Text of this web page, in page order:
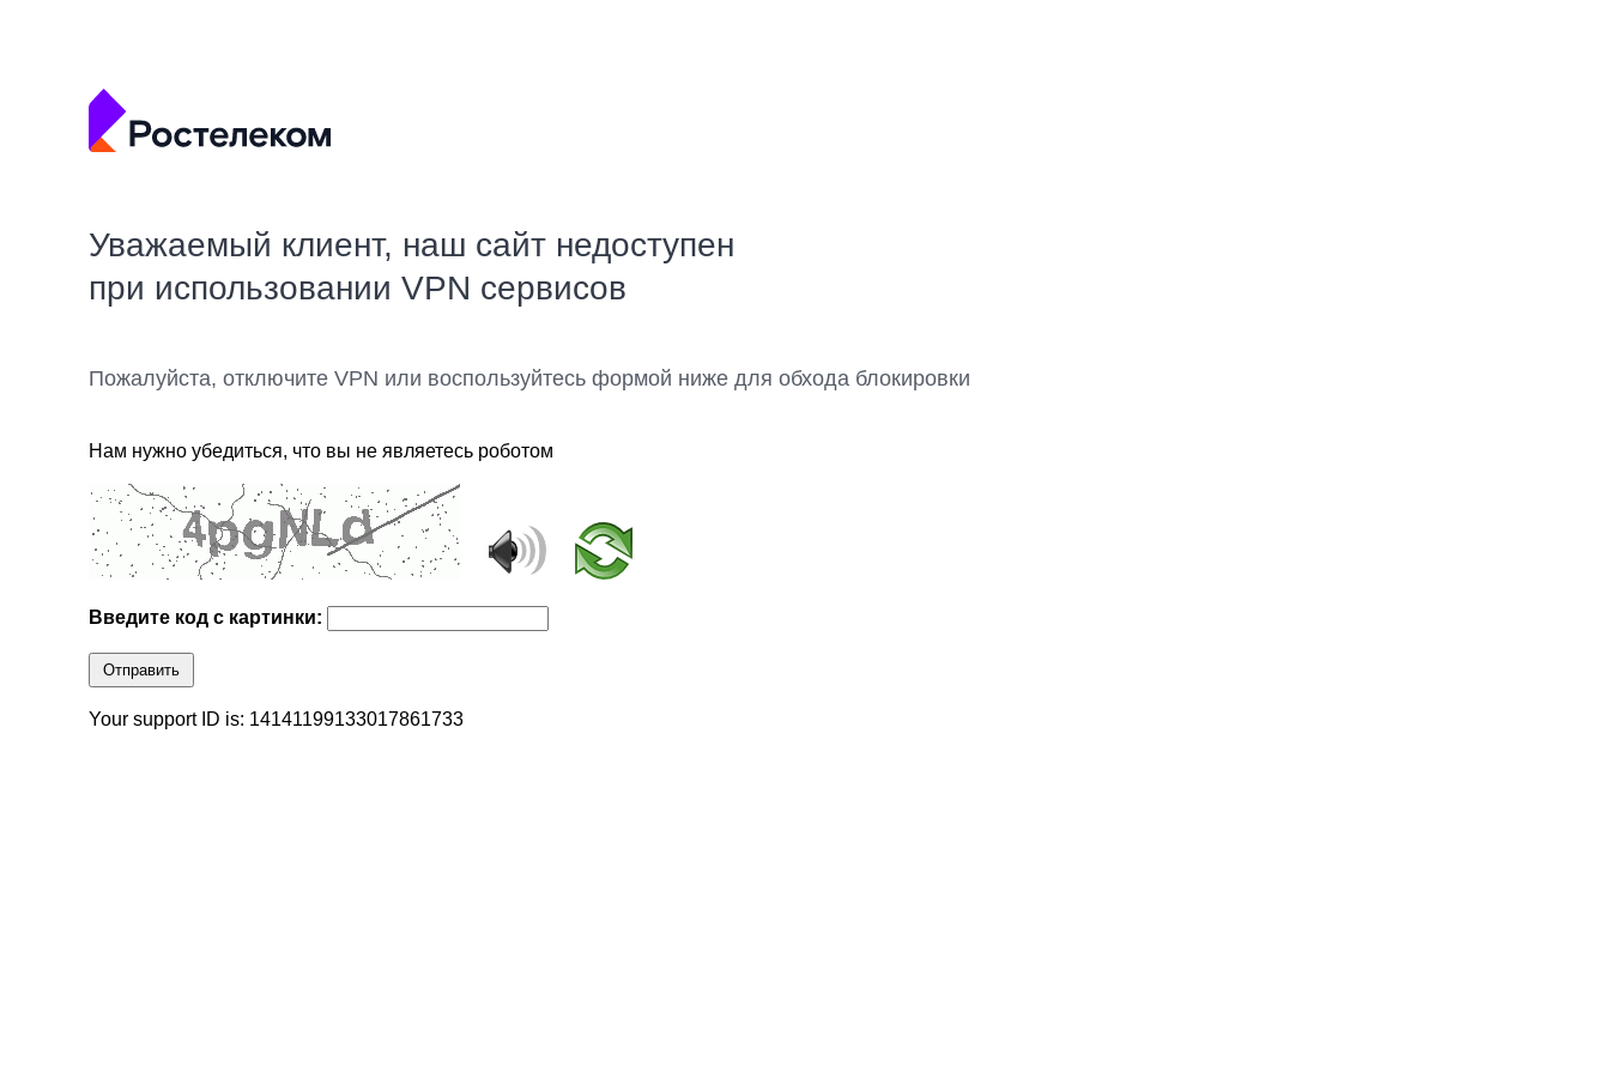
Уважаемый клиент, наш сайт недоступен
при использовании VPN сервисов
Пожалуйста, отключите VPN или воспользуйтесь формой ниже для обхода блокировки
Нам нужно убедиться, что вы не являетесь роботом
Введите код с картинки:
Отправить
Your support ID is: 14141199133017861733